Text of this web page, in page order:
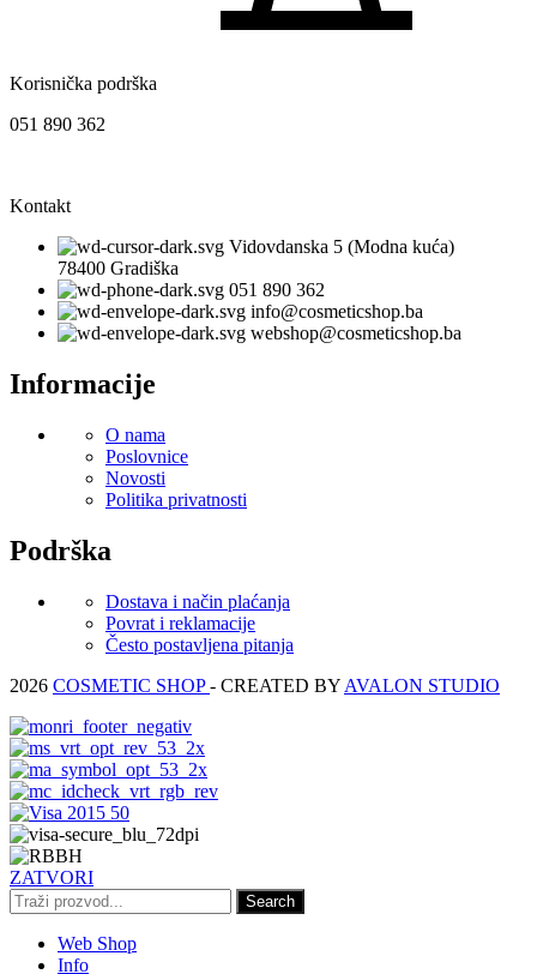
Korisnička podrška
051 890 362
Kontakt
Vidovdanska 5 (Modna kuća)
78400 Gradiška
051 890 362
info@cosmeticshop.ba
webshop@cosmeticshop.ba
Informacije
O nama
Poslovnice
Novosti
Politika privatnosti
Podrška
Dostava i način plaćanja
Povrat i reklamacije
Često postavljena pitanja
2026 COSMETIC SHOP- CREATED BY AVALON STUDIO
ZATVORI
Search
Web Shop
Info